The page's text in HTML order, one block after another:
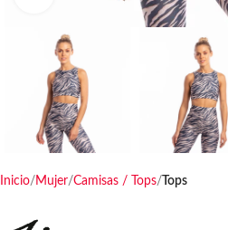
Inicio Mujer Camisas / Tops Tops